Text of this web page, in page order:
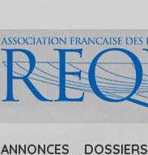
ANNONCES DOSSIERS